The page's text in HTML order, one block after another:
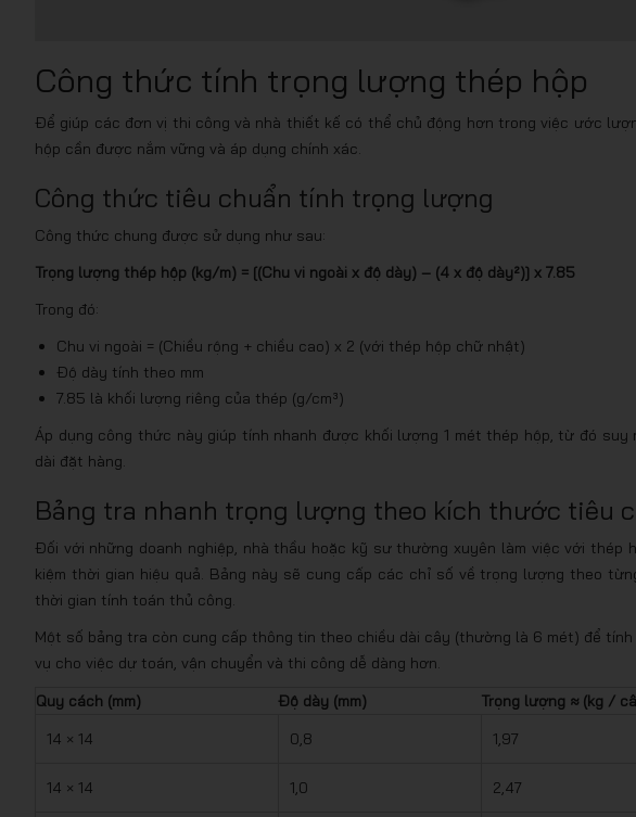
Công thức tính trọng lượng thép hộp
Để giúp các đơn vị thi công và nhà thiết kế có thể chủ động hơn trong việc ước
hộp cần được nắm vững và áp dụng chính xác.
Công thức tiêu chuẩn tính trọng lượng
Công thức chung được sử dụng như sau:
Trọng lượng thép hộp (kg/m) = [(Chu vi ngoài x độ dày) – (4 x độ dày²)] x 7.85
Trong đó:
Chu vi ngoài = (Chiều rộng + chiều cao) x 2 (với thép hộp chữ nhật)
Độ dày tính theo mm
7.85 là khối lượng riêng của thép (g/cm³)
Áp dụng công thức này giúp tính nhanh được khối lượng 1 mét thép hộp, từ đó
dài đặt hàng.
Bảng tra nhanh trọng lượng theo kích thước tiêu
Đối với những doanh nghiệp, nhà thầu hoặc kỹ sư thường xuyên làm việc với thép
kiệm thời gian hiệu quả. Bảng này sẽ cung cấp các chỉ số về trọng lượng theo
thời gian tính toán thủ công.
Một số bảng tra còn cung cấp thông tin theo chiều dài cây (thường là 6 mét) để
vụ cho việc dự toán, vận chuyển và thi công dễ dàng hơn.
Quy cách (mm)
Độ dày (mm)
Trọng lượng ≈ (kg /
14 × 14
0,8 1,97
14 × 14 1,0 2,47